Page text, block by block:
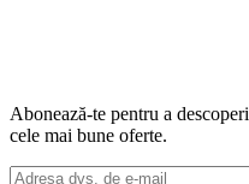
Abonează-te pentru a descoperi
cele mai bune oferte.